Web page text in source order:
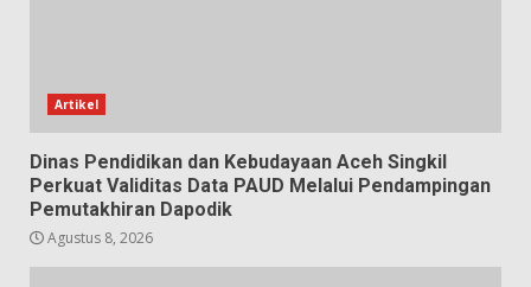
Artikel
Dinas Pendidikan dan Kebudayaan Aceh Singkil
Perkuat Validitas Data PAUD Melalui Pendampingan
Pemutakhiran Dapodik
Agustus 8, 2026